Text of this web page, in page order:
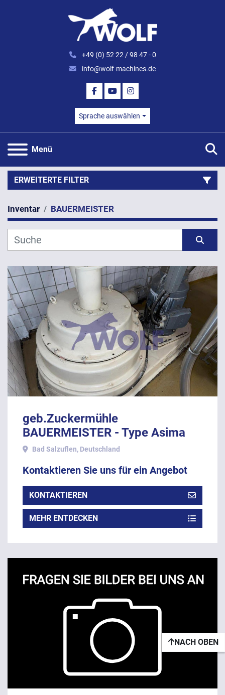
+49 (0) 52 22 / 98 47 - 0
info@wolf-machines.de
FACEBOOK
YOUTUBEINSTAGRAM
Sprache auswählen
Menü
ERWEITERTE FILTER
Kategorie
Hersteller
Modell
Jahr
ANWENDEN LÖSCHEN
Inventar BAUERMEISTER
geb.Zuckermühle
BAUERMEISTER - Type Asima
AP 80
Bad Salzuflen, Deutschland
Kontaktieren Sie uns für ein Angebot
KONTAKTIEREN
MEHR ENTDECKEN
NACH OBEN